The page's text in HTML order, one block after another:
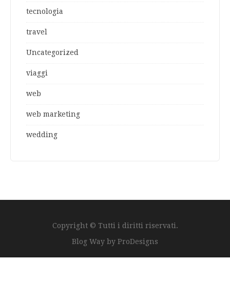
tecnologia
travel
Uncategorized
viaggi
web
web marketing
wedding
Copyright © Tutti i diritti riservati.
Blog Way by ProDesigns